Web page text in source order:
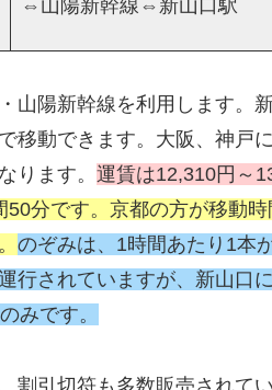
⇔山陽新幹線⇔新山口駅
山陽新幹線を利用します。
移動できます。大阪、神戸
ります。 運賃は12,310円～
50分です。京都の方が移動
のぞみは、1時間あたり1本
行されていますが、新山口
みです。
割引切符も多数販売されて